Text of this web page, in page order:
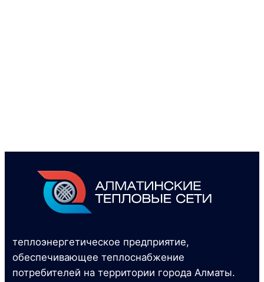
теплоэнергетическое предприятие,
обеспечивающее теплоснабжение
потребителей на территории города Алматы.